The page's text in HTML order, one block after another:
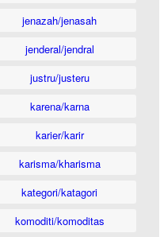
jenazah/jenasah
jenderal/jendral
justru/justeru
karena/karna
karier/karir
karisma/kharisma
kategori/katagori
komoditi/komoditas